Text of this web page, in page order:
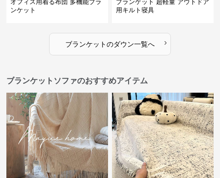
オフィス用着る布団 多機能ブラ
ンケット
ブランケット 超軽量 アウトドア
用キルト寝具
ブランケットのダウン一覧へ ›
ブランケットソファのおすすめアイテム